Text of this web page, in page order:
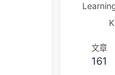
文章
161